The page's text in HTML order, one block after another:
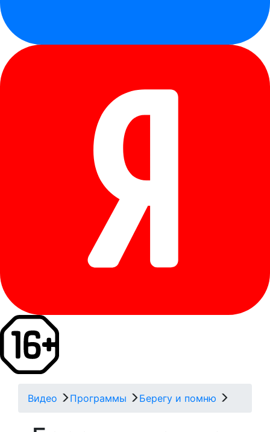
Видео Программы Берегу и помню